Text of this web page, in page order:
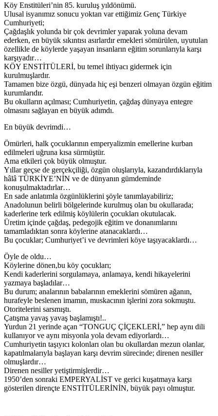
Köy Enstitüleri’nin 85. kuruluş yıldönümü.
Ulusal isyanımız sonucu yoktan var ettiğimiz Genç Türkiye
Cumhuriyeti;
Çağdaşlık yolunda bir çok devrimler yaparak yoluna devam
ederken, en büyük sıkıntısı asırlardır emekleri sömürülen, uyutulan
özellikle de köylerde yaşayan insanların eğitim sorunlarıyla karşı
karşıyadır…
KÖY ENSTİTÜLERİ, bu temel ihtiyacı gidermek için
kurulmuşlardır.
Tamamen bize özgü, dünyada hiç eşi benzeri olmayan özgün eğitim
kurumlarıdır.
Bu okulların açılması; Cumhuriyetin, çağdaş dünyaya entegre
olmasını sağlayan en büyük adımdı.
En büyük devrimdi…
Ömürleri, halk çocuklarının emperyalizmin emellerine kurban
edilmeleri uğruna kısa sürmüştür.
Ama etkileri çok büyük olmuştur.
Yıllar geçse de gerçekçiliği, özgün oluşlarıyla, kazandırdıklarıyla
hâlâ TÜRKİYE’NİN ve de dünyanın gümdeminde
konuşulmaktadırlar…
En sade anlatımla özgünlüklerini şöyle tanımlayabiliriz;
Anadolunun belirli bölgelerinde kurulmuş olan bu okullarada;
kaderlerine terk edilmiş köylülerin çocukları okutulacak.
Üretim içinde çağdaş, pedegojik eğitim ve donanımlarını
tamamladıktan sonra köylerine atanacaklardı…
Bu çocuklar; Cumhuriyet’i ve devrimleri köye taşıyacaklardı…
Öyle de oldu…
Köylerine dönen,bu köy çocukları;
Kendi kaderlerini sorgulamaya, anlamaya, kendi hikayelerini
yazmaya başladılar…
Bu durum; analarının babalarının emeklerini sömüren ağanın,
hurafeyle beslenen imamın, muskacının işlerini zora sokmuştu.
Otoritelerini sarsmıştı.
Çatışma yavaş yavaş başlamıştı!..
Yurdun 21 yerinde açan “TONGUÇ ÇİÇEKLERİ,” hep aynı dili
kullanıyor ve aynı misyonla yola devam ediyorlardı…
Cumhuriyetin taşıyıcı kolonları olan bu okullardan mezun olanlar,
kapatılmalarıyla başlayan karşı devrim sürecinde; direnen nesiller
olmuşlardır…
Direnen nesiller yetiştirmişlerdir…
1950’den sonraki EMPERYALİST ve gerici kuşatmaya karşı
gösterilen dirençte ENSTİTÜLERİNİN, büyük payı olmuştur.